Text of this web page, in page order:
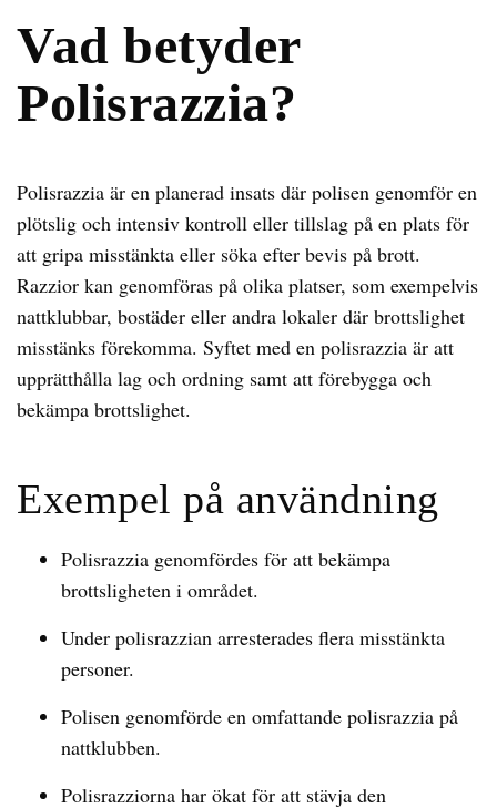
Vad betyder
Polisrazzia?
Polisrazzia är en planerad insats där polisen genomför en
plötslig och intensiv kontroll eller tillslag på en plats för
att gripa misstänkta eller söka efter bevis på brott.
Razzior kan genomföras på olika platser, som exempelvis
nattklubbar, bostäder eller andra lokaler där brottslighet
misstänks förekomma. Syftet med en polisrazzia är att
upprätthålla lag och ordning samt att förebygga och
bekämpa brottslighet.
Exempel på användning
Polisrazzia genomfördes för att bekämpa
brottsligheten i området.
Under polisrazzian arresterades flera misstänkta
personer.
Polisen genomförde en omfattande polisrazzia på
nattklubben.
Polisrazziorna har ökat för att stävja den